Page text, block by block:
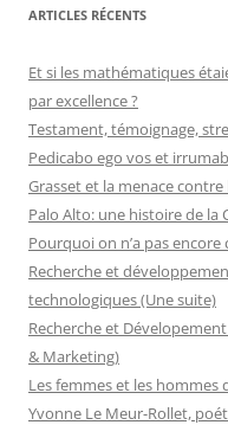
ARTICLES RÉCENTS
Et si les mathématiques
par excellence ?
Testament, témoignage,
Pedicabo ego vos et
Grasset et la menace contre
Palo Alto: une histoire de la
Pourquoi on n’a pas encore
Recherche et
technologiques (Une suite)
Recherche et
& Marketing)
Les femmes et les hommes
Yvonne Le Meur-Rollet,